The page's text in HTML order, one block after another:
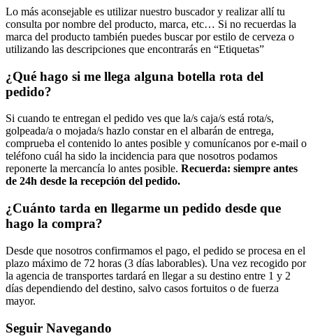
Lo más aconsejable es utilizar nuestro buscador y realizar allí tu
consulta por nombre del producto, marca, etc… Si no recuerdas la
marca del producto también puedes buscar por estilo de cerveza o
utilizando las descripciones que encontrarás en “Etiquetas”
¿Qué hago si me llega alguna botella rota del
pedido?
Si cuando te entregan el pedido ves que la/s caja/s está rota/s,
golpeada/a o mojada/s hazlo constar en el albarán de entrega,
comprueba el contenido lo antes posible y comunícanos por e-mail o
teléfono cuál ha sido la incidencia para que nosotros podamos
reponerte la mercancía lo antes posible. Recuerda: siempre antes
de 24h desde la recepción del pedido.
¿Cuánto tarda en llegarme un pedido desde que
hago la compra?
Desde que nosotros confirmamos el pago, el pedido se procesa en el
plazo máximo de 72 horas (3 días laborables). Una vez recogido por
la agencia de transportes tardará en llegar a su destino entre 1 y 2
días dependiendo del destino, salvo casos fortuitos o de fuerza
mayor.
Seguir Navegando